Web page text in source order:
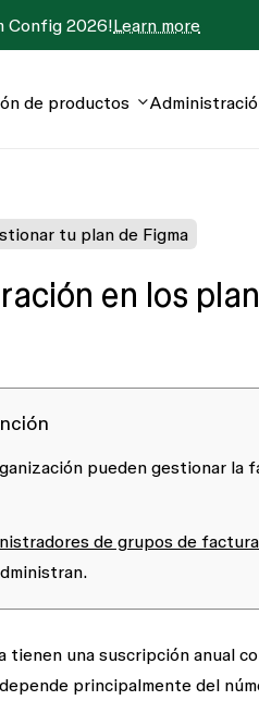
Config 2026!Learn more
de productos
tu plan de Figma
en los
pueden gestionar la
de grupos de
tienen una suscripción anual
principalmente del